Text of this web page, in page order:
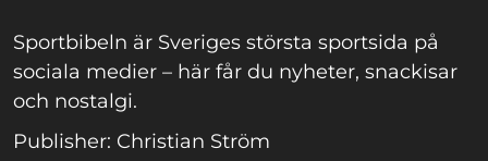
Sportbibeln är Sveriges största sportsida på
sociala medier – här får du nyheter, snackisar
och nostalgi.
Publisher: Christian Ström